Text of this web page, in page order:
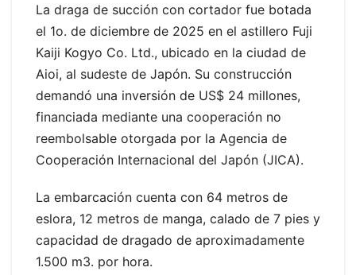
La draga de succión con cortador fue botada
el 1o. de diciembre de 2025 en el astillero Fuji
Kaiji Kogyo Co. Ltd., ubicado en la ciudad de
Aioi, al sudeste de Japón. Su construcción
demandó una inversión de US$ 24 millones,
financiada mediante una cooperación no
reembolsable otorgada por la Agencia de
Cooperación Internacional del Japón (JICA).
La embarcación cuenta con 64 metros de
eslora, 12 metros de manga, calado de 7 pies y
capacidad de dragado de aproximadamente
1.500 m3. por hora.